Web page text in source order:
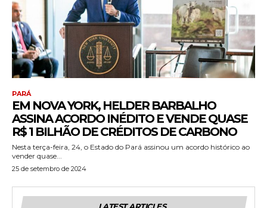
PARÁ
EM NOVA YORK, HELDER BARBALHO
ASSINA ACORDO INÉDITO E VENDE QUASE
R$ 1 BILHÃO DE CRÉDITOS DE CARBONO
Nesta terça-feira, 24, o Estado do Pará assinou um acordo histórico ao
vender quase...
25 de setembro de 2024